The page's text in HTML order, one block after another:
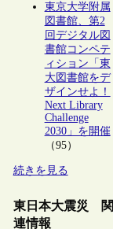
東京大学附属
図書館、第2
回デジタル図
書館コンペテ
ィション「東
大図書館をデ
ザインせよ！
Next Library
Challenge
2030」を開催
（95）
続きを見る
東日本大震災 関
連情報